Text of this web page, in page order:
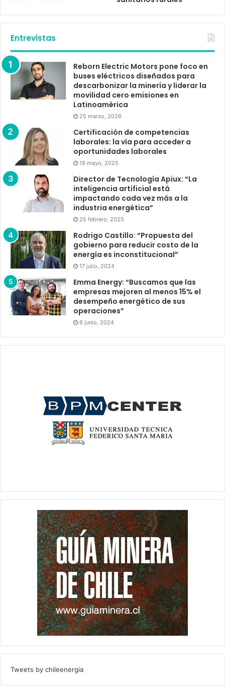
Entrevistas
Reborn Electric Motors pone foco en
buses eléctricos diseñados para
descarbonizar la minería y liderar la
movilidad cero emisiones en
Latinoamérica
25 marzo, 2026
Certificación de competencias
laborales: la vía para acceder a
oportunidades laborales
19 mayo, 2025
Director de Tecnología Apiux: “La
inteligencia artificial está
impactando cada vez más a la
industria energética”
25 febrero, 2025
Rodrigo Castillo: “Propuesta del
gobierno para reducir costo de la
energía es inconstitucional”
17 julio, 2024
Emma Energy: “Buscamos que las
empresas mejoren al menos 15% el
desempeño energético de sus
operaciones”
6 junio, 2024
Tweets by chileenergia